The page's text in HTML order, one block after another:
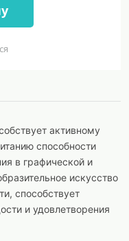
активному
способности
в графической и
искусство
способствует
и удовлетворения